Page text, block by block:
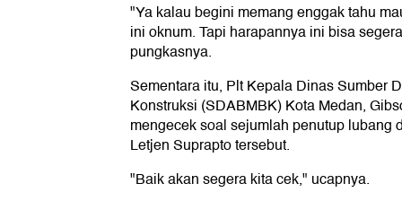
"Ya kalau begini memang enggak tahu
ini oknum. Tapi harapannya ini bisa
pungkasnya.
Sementara itu, Plt Kepala Dinas Sumber
Konstruksi (SDABMBK) Kota Medan,
mengecek soal sejumlah penutup lubang
Letjen Suprapto tersebut.
"Baik akan segera kita cek," ucapnya.